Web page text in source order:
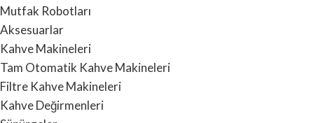
Mutfak Robotları
Aksesuarlar
Kahve Makineleri
Tam Otomatik Kahve Makineleri
Filtre Kahve Makineleri
Kahve Değirmenleri